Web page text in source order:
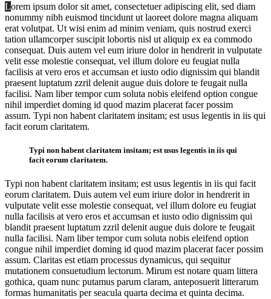
Lorem ipsum dolor sit amet, consectetuer adipiscing elit, sed diam
nonummy nibh euismod tincidunt ut laoreet dolore magna aliquam
erat volutpat. Ut wisi enim ad minim veniam, quis nostrud exerci
tation ullamcorper suscipit lobortis nisl ut aliquip ex ea commodo
consequat. Duis autem vel eum iriure dolor in hendrerit in vulputate
velit esse molestie consequat, vel illum dolore eu feugiat nulla
facilisis at vero eros et accumsan et iusto odio dignissim qui blandit
praesent luptatum zzril delenit augue duis dolore te feugait nulla
facilisi. Nam liber tempor cum soluta nobis eleifend option congue
nihil imperdiet doming id quod mazim placerat facer possim
assum. Typi non habent claritatem insitam; est usus legentis in iis qui
facit eorum claritatem.
Typi non habent claritatem insitam; est usus legentis in iis qui
facit eorum claritatem.
Typi non habent claritatem insitam; est usus legentis in iis qui facit
eorum claritatem. Duis autem vel eum iriure dolor in hendrerit in
vulputate velit esse molestie consequat, vel illum dolore eu feugiat
nulla facilisis at vero eros et accumsan et iusto odio dignissim qui
blandit praesent luptatum zzril delenit augue duis dolore te feugait
nulla facilisi. Nam liber tempor cum soluta nobis eleifend option
congue nihil imperdiet doming id quod mazim placerat facer possim
assum. Claritas est etiam processus dynamicus, qui sequitur
mutationem consuetudium lectorum. Mirum est notare quam littera
gothica, quam nunc putamus parum claram, anteposuerit litterarum
formas humanitatis per seacula quarta decima et quinta decima.